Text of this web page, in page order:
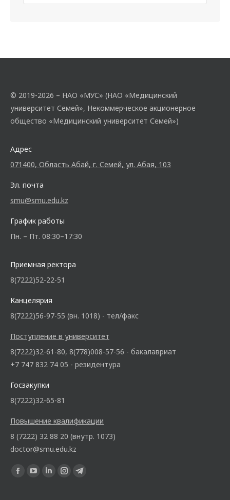
© 2019-2026 – НАО «МУС» (НАО «Медицинский
университет Семей», Некоммерческое акционерное
общество «Медицинский университет Семей»)
Адрес
071400, Область Абай, г. Семей, ул. Абая, 103
Эл. почта
smu@smu.edu.kz
График работы
Пн. – Пт. 08:30–17:30
Приемная ректора
8(7222)52-22-51
Канцелярия
8(7222)56-97-55 (вн. 1018) - тел/факс
Поступление в университет
8(7222)32-61-80, 8(778)008-57-56 - бакалавриат
+7 747 832 74 05 - резидентура
Госзакупки
8(7222)32-65-81
Повышение квалификации
8 (7222) 32 88 20 (внутр. 1073)
doctor@smu.edu.kz
Ищите нас: